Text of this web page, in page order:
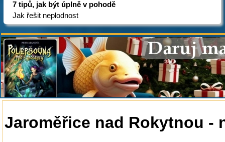
7 tipů, jak být úplně v pohodě
Jak řešit neplodnost
Jaroměřice nad Rokytnou -